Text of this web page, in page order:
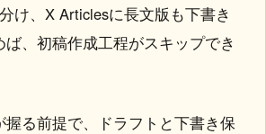
け、X Articlesに長文版も下書き
、初稿作成工程がスキップでき
る前提で、ドラフトと下書き保